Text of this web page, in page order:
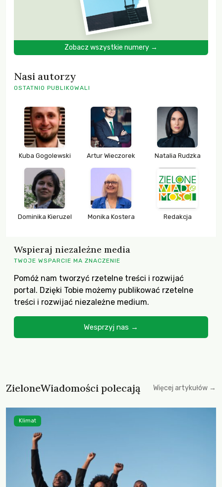
Zobacz wszystkie numery →
Nasi autorzy
OSTATNIO PUBLIKOWALI
Kuba Gogolewski Artur Wieczorek Natalia Rudzka
Dominika Kieruzel Monika Kostera Redakcja
Wspieraj niezależne media
TWOJE WSPARCIE MA ZNACZENIE
Pomóż nam tworzyć rzetelne treści i rozwijać
portal. Dzięki Tobie możemy publikować rzetelne
treści i rozwijać niezależne medium.
Wesprzyj nas →
ZieloneWiadomości polecają Więcej artykułów →
Klimat